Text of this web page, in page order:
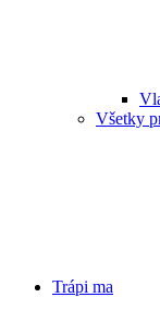
Všetky
Trápi ma